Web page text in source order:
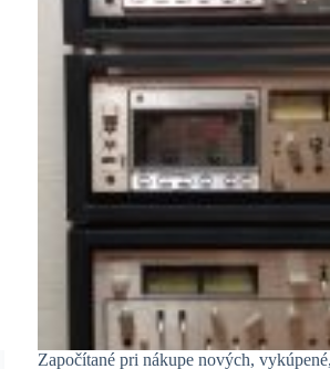
Započítané pri nákupe nových,